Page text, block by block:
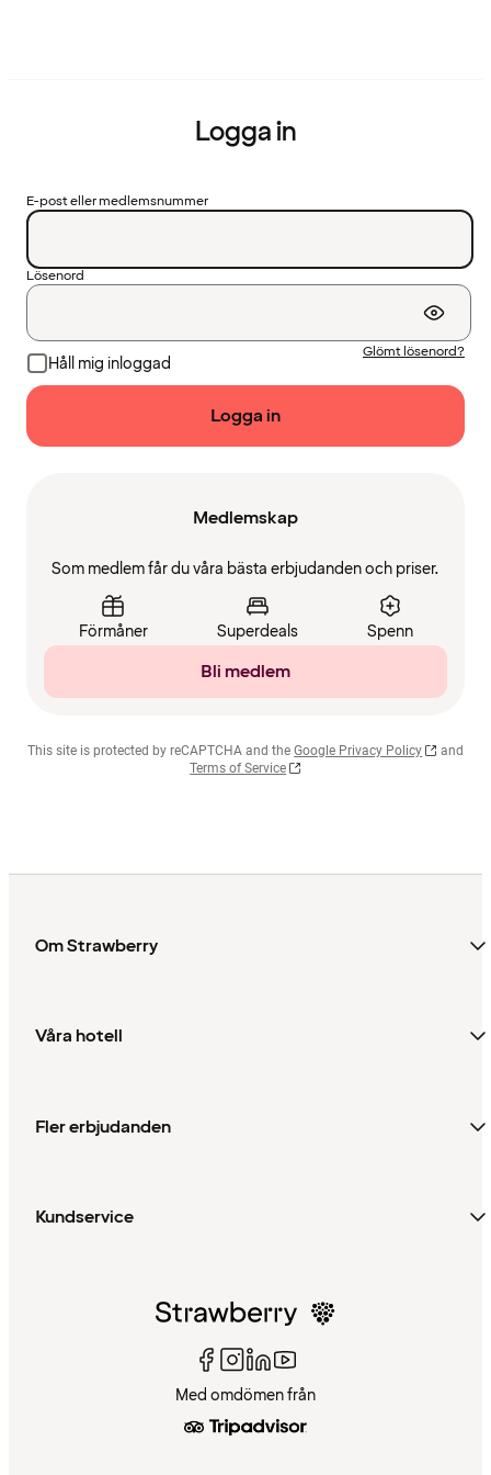
Logga in
E-post eller medlemsnummer
Lösenord
Håll mig inloggad
Glömt lösenord?
Logga in
Medlemskap
Som medlem får du våra bästa erbjudanden och priser.
Förmåner Superdeals Spenn
Bli medlem
This site is protected by reCAPTCHA and the Google Privacy Policy
and
Terms of Service
Om Strawberry
Våra hotell
Fler erbjudanden
Kundservice
Med omdömen från